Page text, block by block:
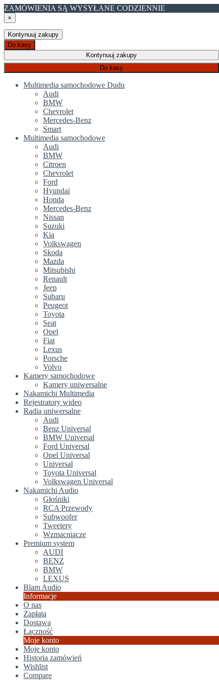
ZAMÓWIENIA SĄ WYSYŁANE CODZIENNIE
×
Kontynuuj zakupy
Do kasy
Kontynuuj zakupy
Do kasy
Multimedia samochodowe Dudu
Audi
BMW
Chevrolet
Mercedes-Benz
Smart
Multimedia samochodowe
Audi
BMW
Citroen
Chevrolet
Ford
Hyundai
Honda
Mercedes-Benz
Nissan
Suzuki
Kia
Volkswagen
Skoda
Mazda
Mitsubishi
Renault
Jeep
Subaru
Peugeot
Toyota
Seat
Opel
Fiat
Lexus
Porsche
Volvo
Kamery samochodowe
Kamery uniwersalne
Nakamichi Multimedia
Rejestratory wideo
Radia uniwersalne
Audi
Benz Universal
BMW Universal
Ford Universal
Opel Universal
Universal
Toyota Universal
Volkswagen Universal
Nakamichi Audio
Głośniki
RCA Przewody
Subwoofer
Tweetery
Wzmacniacze
Premium system
AUDI
BENZ
BMW
LEXUS
Blam Audio
Informacje
O nas
Zapłata
Dostawa
Łączność
Moje konto
Moje konto
Historia zamówień
Wishlist
Compare